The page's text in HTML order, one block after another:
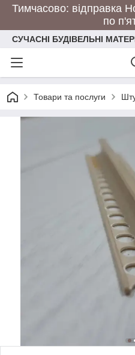
Тимчасово: відправка
по
СУЧАСНІ БУДІВЕЛЬНІ
Товари та послуги